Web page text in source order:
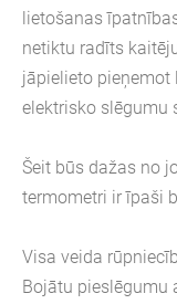
lietošanas
netiktu radīts
jāpielieto pieņemot
elektrisko slēgumu
Šeit būs dažas no
termometri ir īpaši
Visa veida
Bojātu pieslēgumu